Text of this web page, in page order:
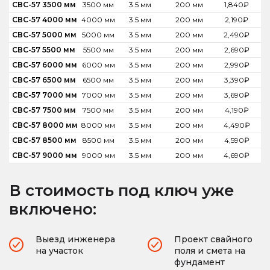
СВС-57 3500 мм
3500 мм 3.5 мм 200 мм 1,840₽
СВС-57 4000 мм 4000 мм 3.5 мм 200 мм 2,190₽
СВС-57 5000 мм
5000 мм 3.5 мм 200 мм 2,490₽
СВС-57 5500 мм
5500 мм 3.5 мм 200 мм 2,690₽
СВС-57 6000 мм
6000 мм 3.5 мм 200 мм 2,990₽
СВС-57 6500 мм
6500 мм 3.5 мм 200 мм 3,390₽
СВС-57 7000 мм 7000 мм 3.5 мм 200 мм 3,690₽
СВС-57 7500 мм
7500 мм 3.5 мм 200 мм 4,190₽
СВС-57 8000 мм 8000 мм 3.5 мм 200 мм 4,490₽
СВС-57 8500 мм
8500 мм 3.5 мм 200 мм 4,590₽
СВС-57 9000 мм 9000 мм 3.5 мм 200 мм 4,690₽
В стоимость под ключ уже
включено:
Выезд инженера
на участок
Проект свайного
поля и смета на
фундамент